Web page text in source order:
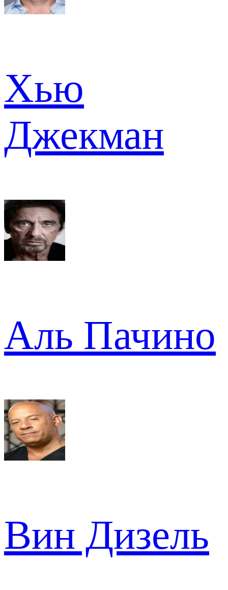
Хью
Джекман
Аль Пачино
Вин Дизель